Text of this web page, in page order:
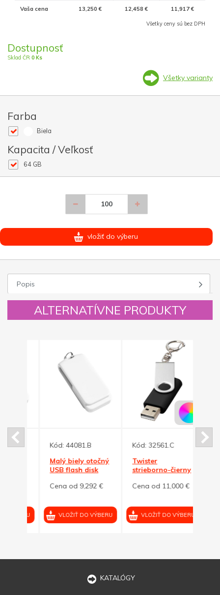
Vaša cena 13,250 € 12,458 € 11,917 €
Všetky ceny sú bez DPH
Dostupnosť
Sklad ČR 0 Ks
Všetky varianty
Farba
Biela
Kapacita / Veľkosť
64 GB
vložiť do výberu
Popis
ALTERNATÍVNE PRODUKTY
Kód:44081.B
Malý biely otočný
USB flash disk
Cena od 9,292 €
VLOŽIŤ DO VÝBERU
Kód:32561.C
Twister
strieborno-čierny
disk,prívesok
Cena od 11,000 €
VLOŽIŤ DO VÝBERU
Kód:
KATALÓGY